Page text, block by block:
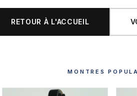
RETOUR À L'ACCUEIL
MONTRES